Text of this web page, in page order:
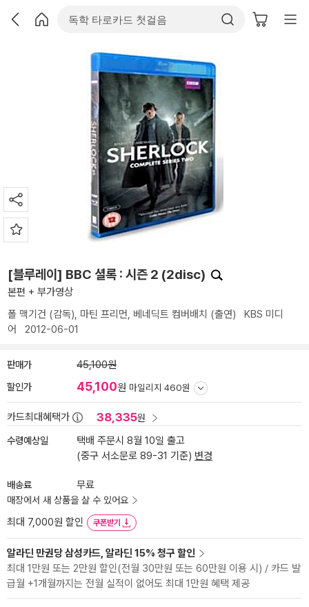
[블루레이] BBC 셜록 : 시즌 2 (2disc)
본편 + 부가영상
폴 맥기건 (감독), 마틴 프리먼, 베네딕트 컴버배치 (출연) KBS 미디
어
2012-06-01
판매가 45,100원
할인가 45,100원 마일리지 460원
카드최대혜택가 38,335원
수령예상일
택배 주문시 8월 10일 출고
(중구 서소문로 89-31 기준) 변경
배송료 무료
매장에서 새 상품을 살 수 있어요
최대 7,000원 할인 쿠폰받기
알라딘 만권당 삼성카드, 알라딘 15% 청구 할인
최대 1만원 또는 2만원 할인(전월 30만원 또는 60만원 이용 시) / 카드 발
급월 +1개월까지는 전월 실적이 없어도 최대 1만원 혜택 제공